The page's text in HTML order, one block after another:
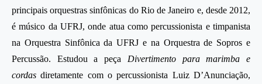
principais orquestras sinfônicas do Rio de Janeiro e, desde 2012,
é músico da UFRJ, onde atua como percussionista e timpanista
na Orquestra Sinfônica da UFRJ e na Orquestra de Sopros e
Percussão. Estudou a peça Divertimento para marimba e
cordas diretamente com o percussionista Luiz D’Anunciação,